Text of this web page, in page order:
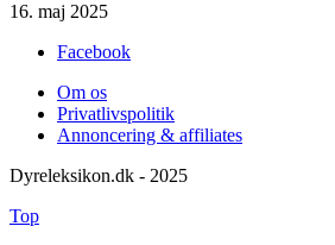
16. maj 2025
Facebook
Om os
Privatlivspolitik
Annoncering & affiliates
Dyreleksikon.dk - 2025
Top